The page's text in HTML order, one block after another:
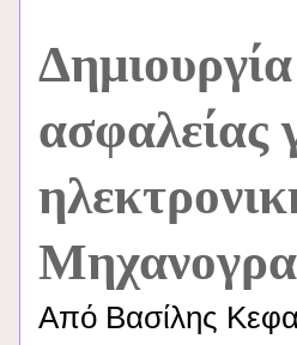
ασφαλείας
Από Βασίλης